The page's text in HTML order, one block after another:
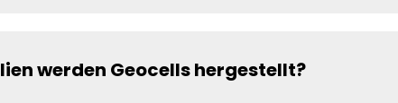
werden Geocells hergestellt?